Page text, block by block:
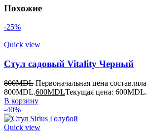
Похожие
-25%
Quick view
Стул садовый Vitality Черный
800MDL Первоначальная цена составляла
800MDL.600MDLТекущая цена: 600MDL.
В корзину
-40%
Quick view